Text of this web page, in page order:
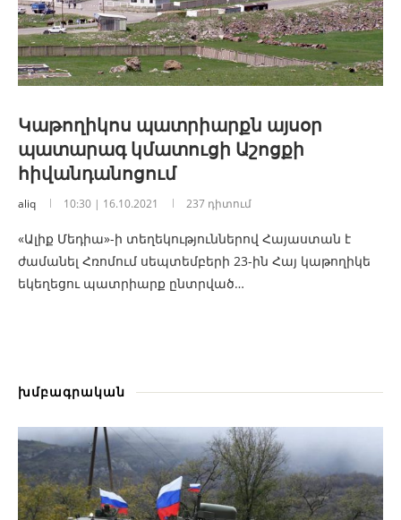
Կաթողիկոս պատրիարքն այսօր
պատարագ կմատուցի Աշոցքի
հիվանդանոցում
aliq 10:30 | 16.10.2021 237 դիտում
«Ալիք Մեդիա»-ի տեղեկություններով Հայաստան է
ժամանել Հռոմում սեպտեմբերի 23-ին Հայ կաթողիկե
եկեղեցու պատրիարք ընտրված…
խմբագրական